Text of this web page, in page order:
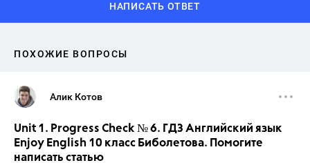
НАПИСАТЬ ОТВЕТ
ПОХОЖИЕ ВОПРОСЫ
Алик Котов
Unit 1. Progress Check № 6. ГДЗ Английский язык
Enjoy English 10 класс Биболетова. Помогите
написать статью